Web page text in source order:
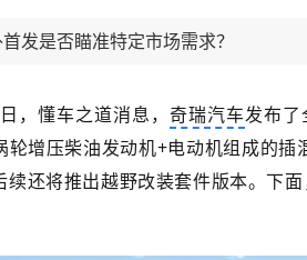
发是否瞄准特定市场需求？
，懂车之道消息，奇瑞汽车发布
轮增压柴油发动机+电动机组成的
续还将推出越野改装套件版本。下